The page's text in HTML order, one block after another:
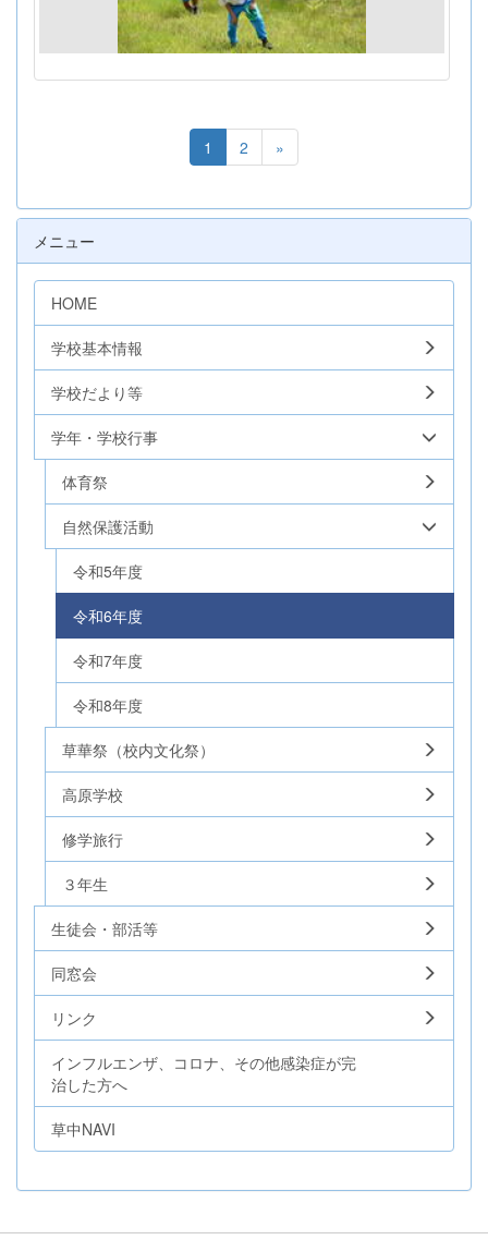
1 2 »
メニュー
HOME
学校基本情報
学校だより等
学年・学校行事
体育祭
自然保護活動
令和5年度
令和6年度
令和7年度
令和8年度
草華祭（校内文化祭）
高原学校
修学旅行
３年生
生徒会・部活等
同窓会
リンク
インフルエンザ、コロナ、その他感染症が完
治した方へ
草中NAVI